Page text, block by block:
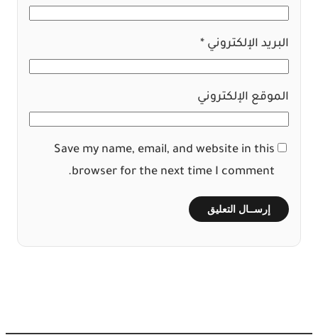
البريد الإلكتروني*
الموقع الإلكتروني
Save my name, email, and website in this
browser for the next time I comment.